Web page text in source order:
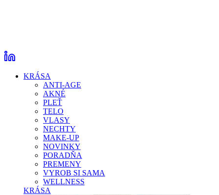
KRÁSA
ANTI-AGE
AKNÉ
PLEŤ
TELO
VLASY
NECHTY
MAKE-UP
NOVINKY
PORADŇA
PREMENY
VYROB SI SAMA
WELLNESS
KRÁSA